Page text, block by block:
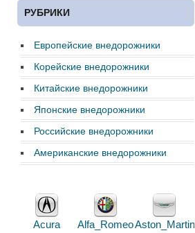
РУБРИКИ
Европейские внедорожники
Корейские внедорожники
Китайские внедорожники
Японские внедорожники
Российские внедорожники
Американские внедорожники
Acura Alfa_RomeoAston_Martin